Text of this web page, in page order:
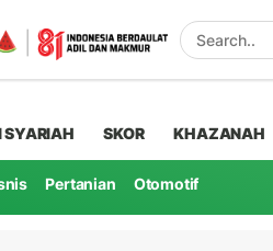
SYARIAH SKOR KHAZANAH
Pertanian Otomotif